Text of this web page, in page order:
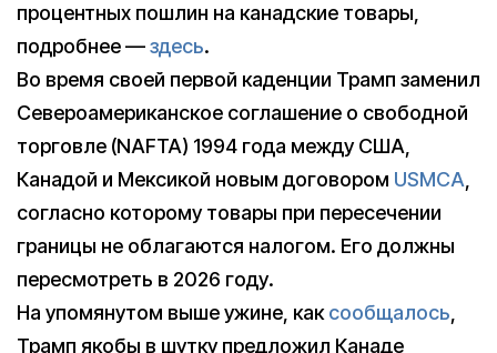
процентных пошлин на канадские товары,
подробнее —здесь.
Во время своей первой каденции Трамп заменил
Североамериканское соглашение о свободной
торговле (NAFTA) 1994 года между США,
Канадой и Мексикой новым договором USMCA,
согласно которому товары при пересечении
границы не облагаются налогом. Его должны
пересмотреть в 2026 году.
На упомянутом выше ужине, каксообщалось,
Трамп якобы в шутку предложил Канаде